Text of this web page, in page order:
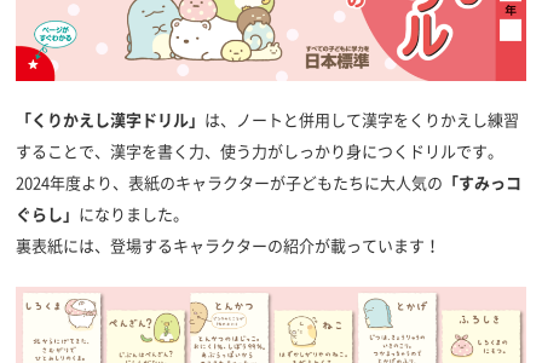
「くりかえし漢字ドリル」 は、ノートと併用して漢字をくりかえし練習
することで、漢字を書く力、使う力がしっかり身につくドリルです。
2024年度より、表紙のキャラクターが子どもたちに大人気の 「すみっコ
ぐらし」 になりました。
裏表紙には、登場するキャラクターの紹介が載っています！